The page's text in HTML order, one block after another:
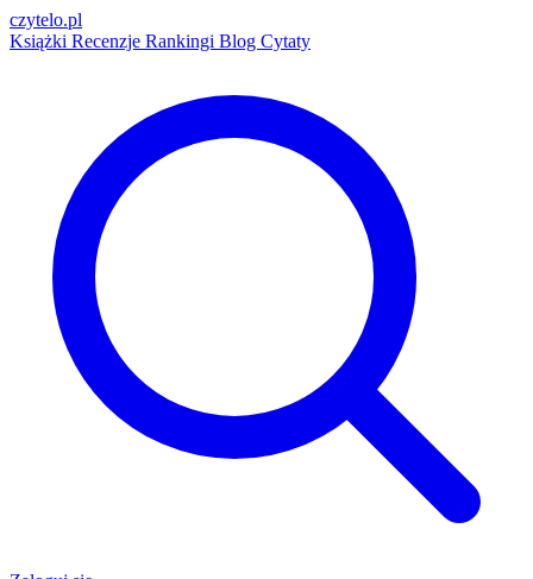
czytelo.pl
Książki Recenzje Rankingi Blog Cytaty